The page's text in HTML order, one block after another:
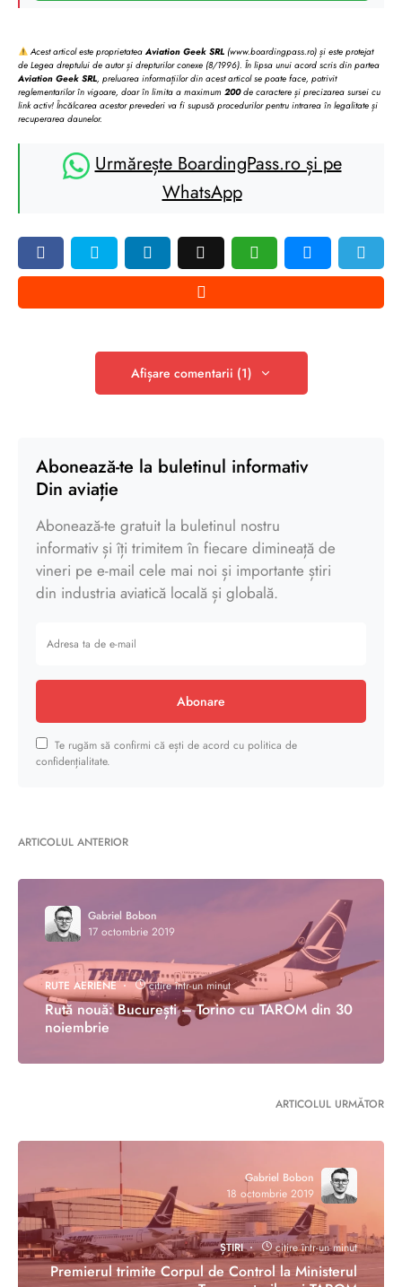
Acest articol este proprietateaAviation Geek SRL (www.boardingpass.ro) și este protejat
de Legea dreptului de autor și drepturilor conexe (8/1996). În lipsa unui acord scris din partea
Aviation Geek SRL, preluarea informațiilor din acest articol se poate face, potrivit
reglementarilor în vigoare, doar în limita a maximum 200de caractere și precizarea sursei cu
link activ! Încălcarea acestor prevederi va fi supusă procedurilor pentru intrarea în legalitate și
recuperarea daunelor.
Urmărește BoardingPass.ro și pe
WhatsApp
Afișare comentarii (1)
Abonează-te la buletinul informativ
Din aviație
Abonează-te gratuit la buletinul nostru
informativ și îți trimitem în fiecare dimineață de
vineri pe e-mail cele mai noi și importante știri
din industria aviatică locală și globală.
Abonare
Te rugăm să confirmi că ești de acord cu politica de
confidențialitate.
ARTICOLUL ANTERIOR
Gabriel Bobon
17 octombrie 2019
RUTE AERIENE citire într-un minut
Rută nouă: București – Torino cu TAROM din 30
noiembrie
ARTICOLUL URMĂTOR
Gabriel Bobon
18 octombrie 2019
ȘTIRI citire într-un minut
Premierul trimite Corpul de Control la Ministerul